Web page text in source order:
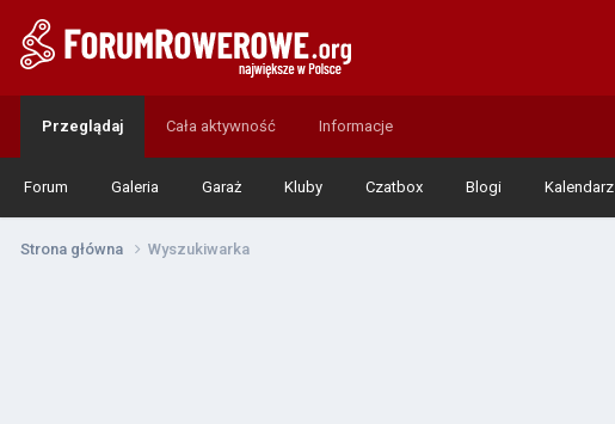
Przeglądaj
Forum Galeria Garaż Kluby Czatbox Blogi Kalendarz
Cała aktywność Informacje
Strona główna Wyszukiwarka